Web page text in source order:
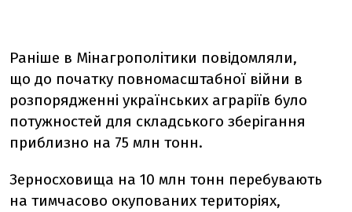
Раніше в Мінагрополітики повідомляли,
що до початку повномасштабної війни в
розпорядженні українських аграріїв було
потужностей для складського зберігання
приблизно на 75 млн тонн.
Зерносховища на 10 млн тонн перебувають
на тимчасово окупованих територіях,